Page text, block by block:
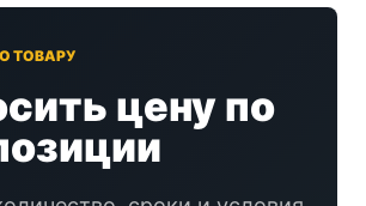
ТОВАРУ
цену по